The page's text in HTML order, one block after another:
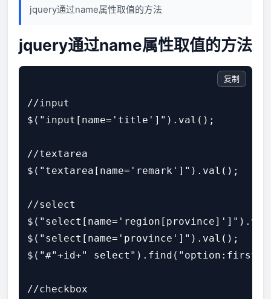
jquery通过name属性取值的方法
jquery通过name属性取值的方法
//input
$("input[name='title']").val();
//textarea
$("textarea[name='remark']").val();
//select
$("select[name='province']").val();
$("#"+id+"
//checkbox
复制